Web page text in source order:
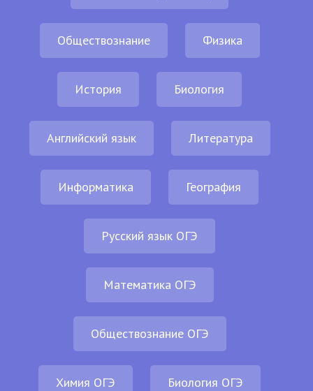
Обществознание Физика
История Биология
Английский язык Литература
Информатика География
Русский язык ОГЭ
Математика ОГЭ
Обществознание ОГЭ
Химия ОГЭ Биология ОГЭ